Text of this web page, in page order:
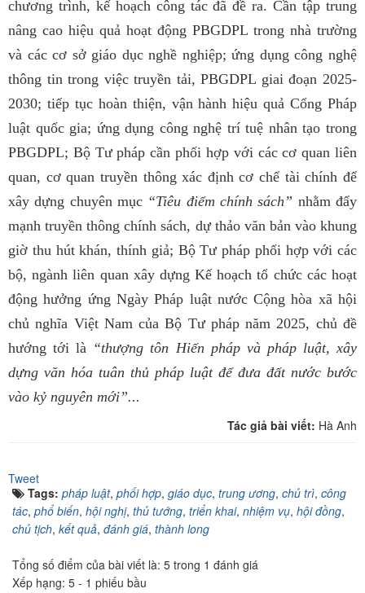
chương trình, kế hoạch công tác đã đề ra. Cần tập trung
nâng cao hiệu quả hoạt động PBGDPL trong nhà trường
và các cơ sở giáo dục nghề nghiệp; ứng dụng công nghệ
thông tin trong việc truyền tải, PBGDPL giai đoạn 2025-
2030; tiếp tục hoàn thiện, vận hành hiệu quả Cổng Pháp
luật quốc gia; ứng dụng công nghệ trí tuệ nhân tạo trong
PBGDPL; Bộ Tư pháp cần phối hợp với các cơ quan liên
quan, cơ quan truyền thông xác định cơ chế tài chính để
xây dựng chuyên mục “Tiêu điểm chính sách” nhằm đẩy
mạnh truyền thông chính sách, dự thảo văn bản vào khung
giờ thu hút khán, thính giả; Bộ Tư pháp phối hợp với các
bộ, ngành liên quan xây dựng Kế hoạch tổ chức các hoạt
động hưởng ứng Ngày Pháp luật nước Cộng hòa xã hội
chủ nghĩa Việt Nam của Bộ Tư pháp năm 2025, chủ đề
hướng tới là “thượng tôn Hiến pháp và pháp luật, xây
dựng văn hóa tuân thủ pháp luật để đưa đất nước bước
vào kỷ nguyên mới”...
Tác giả bài viết: Hà Anh
Tweet
Tags: pháp luật, phối hợp, giáo dục, trung ương, chủ trì, công
tác, phổ biến, hội nghị, thủ tướng, triển khai, nhiệm vụ, hội đồng,
chủ tịch, kết quả, đánh giá, thành long
Tổng số điểm của bài viết là: 5 trong 1 đánh giá
Xếp hạng: 5 - 1 phiếu bầu